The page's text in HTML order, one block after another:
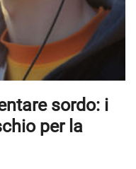
sordo: i
per la